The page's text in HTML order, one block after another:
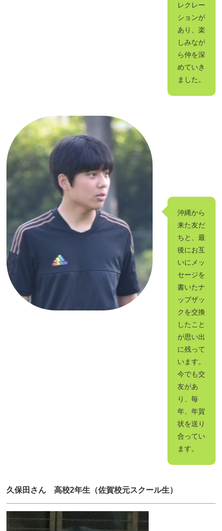
レクレー
ションが
あり、楽
しみなが
ら仲を深
めていき
ました。
沖縄から
来た友だ
ちと、最
後にお互
いにメッ
セージを
書いたナ
ップザッ
クを交換
したこと
が思い出
に残って
います。
今でも交
友があ
り、毎
年、年賀
状を送り
合ってい
ます。
久保田さん 高校2年生（佐賀校元スクール生）